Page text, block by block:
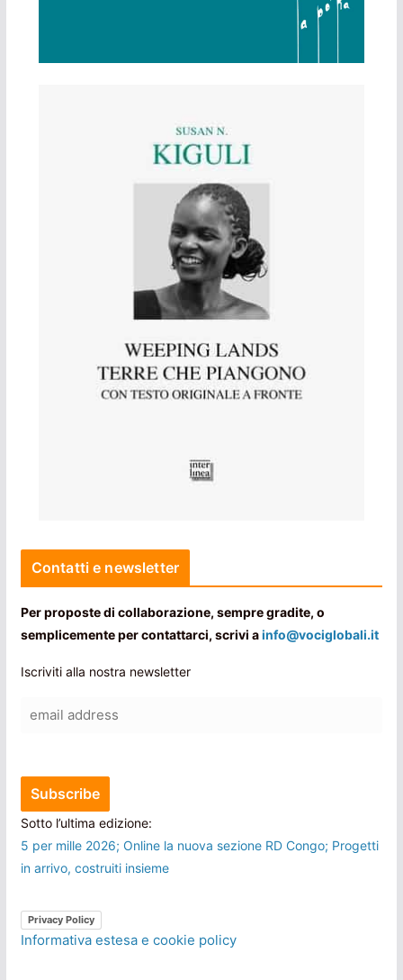
Contatti e newsletter
Per proposte di collaborazione, sempre gradite, o
semplicemente per contattarci, scrivi ainfo@vociglobali.it
Iscriviti alla nostra newsletter
Sotto l’ultima edizione:
5 per mille 2026; Online la nuova sezione RD Congo; Progetti
in arrivo, costruiti insieme
Privacy Policy
Informativa estesa e cookie policy